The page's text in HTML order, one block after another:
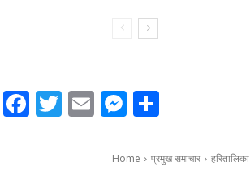
Facebook
Twitter
EmailMessenger